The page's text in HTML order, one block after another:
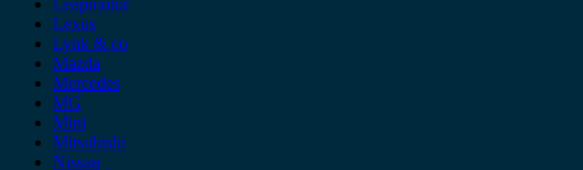
Lexus
Lynk & co
Mazda
Mercedes
MG
Mini
Mitsubishi
Nissan